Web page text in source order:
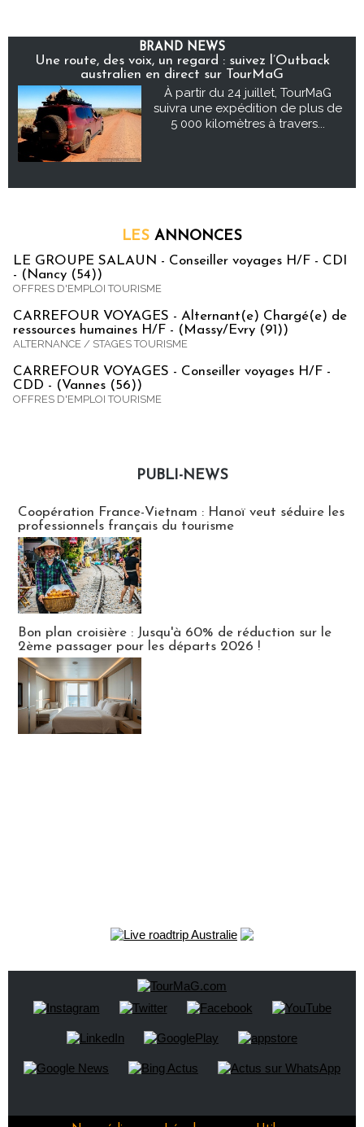
BRAND NEWS
Une route, des voix, un regard : suivez l’Outback
australien en direct sur TourMaG
À partir du 24 juillet, TourMaG
suivra une expédition de plus de
5 000 kilomètres à travers...
LES ANNONCES
LE GROUPE SALAUN - Conseiller voyages H/F - CDI
- (Nancy (54))
OFFRES D'EMPLOI TOURISME
CARREFOUR VOYAGES - Alternant(e) Chargé(e) de
ressources humaines H/F - (Massy/Evry (91))
ALTERNANCE / STAGES TOURISME
CARREFOUR VOYAGES - Conseiller voyages H/F -
CDD - (Vannes (56))
OFFRES D'EMPLOI TOURISME
PUBLI-NEWS
Coopération France-Vietnam : Hanoï veut séduire les
professionnels français du tourisme
Bon plan croisière : Jusqu'à 60% de réduction sur le
2ème passager pour les départs 2026 !